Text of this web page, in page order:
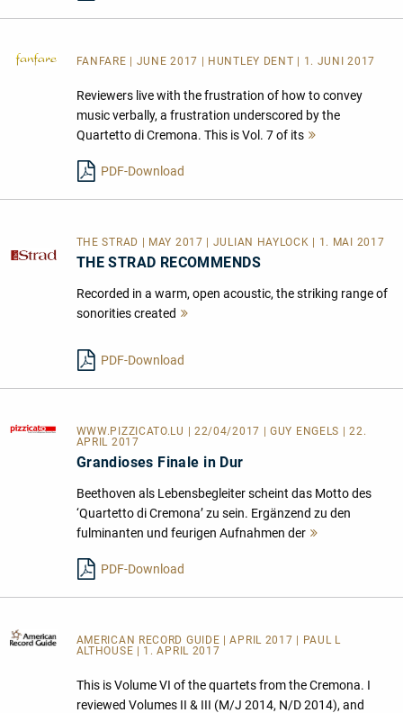
FANFARE | JUNE 2017 | HUNTLEY DENT | 1. JUNI 2017
Reviewers live with the frustration of how to convey
music verbally, a frustration underscored by the
Quartetto di Cremona. This is Vol. 7 of its
PDF-Download
THE STRAD | MAY 2017 | JULIAN HAYLOCK | 1. MAI 2017
THE STRAD RECOMMENDS
Recorded in a warm, open acoustic, the striking range of
sonorities created
PDF-Download
WWW.PIZZICATO.LU | 22/04/2017 | GUY ENGELS | 22.
APRIL 2017
Grandioses Finale in Dur
Beethoven als Lebensbegleiter scheint das Motto des
‘Quartetto di Cremona’ zu sein. Ergänzend zu den
fulminanten und feurigen Aufnahmen der
PDF-Download
AMERICAN RECORD GUIDE | APRIL 2017 | PAUL L
ALTHOUSE | 1. APRIL 2017
This is Volume VI of the quartets from the Cremona. I
reviewed Volumes II & III (M/J 2014, N/D 2014), and